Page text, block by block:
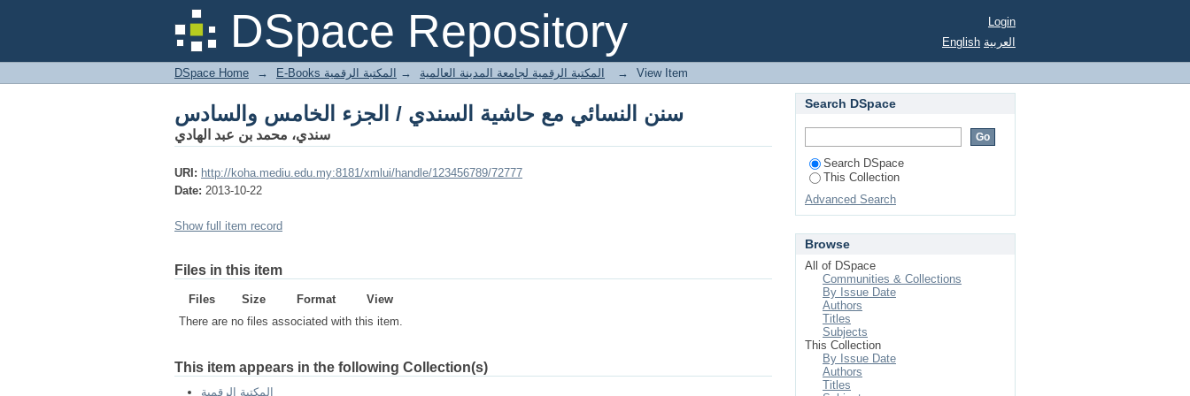
DSpace Repository
سنن النسائي مع حاشية السندي / الجزء الخامس والسادس
Login
English العربية
DSpace Home → E-Books المكتبة الرقمية لجامعة المدينة العالمية → المكتبة الرقمية → View Item
سنن النسائي مع حاشية السندي / الجزء الخامس والسادس
سندي، محمد بن عبد الهادي
URI: http://koha.mediu.edu.my:8181/xmlui/handle/123456789/72777
Date: 2013-10-22
Show full item record
Files in this item
Files Size Format
View
There are no files associated with this item.
This item appears in the following Collection(s)
المكتبة الرقمية
Search DSpace
Search DSpace
This Collection
Advanced Search
Browse
All of DSpace
Communities & Collections
By Issue Date
Authors
Titles
Subjects
This Collection
By Issue Date
Authors
Titles